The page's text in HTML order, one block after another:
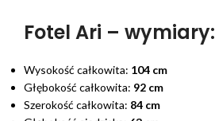
Fotel Ari – wymiary:
Wysokość całkowita: 104 cm
Głębokość całkowita: 92 cm
Szerokość całkowita: 84 cm